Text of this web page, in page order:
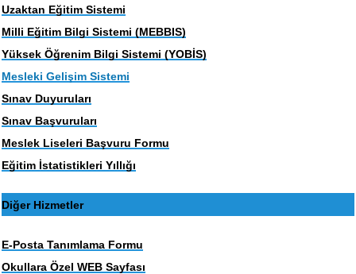
Uzaktan Eğitim Sistemi
Milli Eğitim Bilgi Sistemi (MEBBIS)
Yüksek Öğrenim Bilgi Sistemi (YOBİS)
Mesleki Gelişim Sistemi
Sınav Duyuruları
Sınav Başvuruları
Meslek Liseleri Başvuru Formu
Eğitim İstatistikleri Yıllığı
Diğer Hizmetler
E-Posta Tanımlama Formu
Okullara Özel WEB Sayfası